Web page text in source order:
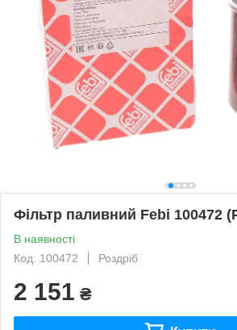
Фільтр паливний Febi 100472
В наявності
Код: 100472
Роздріб
2 151 ₴